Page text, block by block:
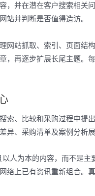
，并在潜在客户搜索相关
站并判断是否值得造访。
网站抓取、索引、页面结
，再逐步扩展长尾主题。
索、比较和采购过程中提
异、采购清单及案例分析展
人为本的内容，而不是
络上已有资讯重新组合。